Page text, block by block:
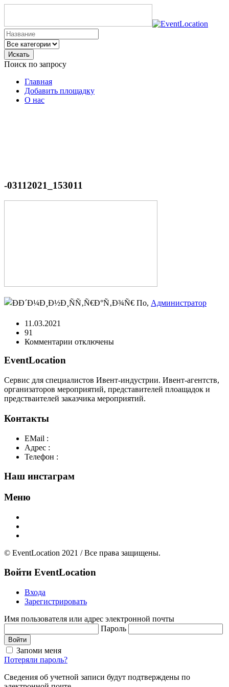
Искать
Поиск по запросу
Главная
Добавить площадку
О нас
-03112021_153011
По, Администратор
11.03.2021
91
Комментарии котключены
EventLocation
Сервис для специалистов Ивент-индустрии. Ивент-агентств,
организаторов мероприятий, представителей плоащадок и
предстваителей заказчика мероприятий.
Контакты
EMail :
Адрес :
Телефон :
Наш инстаграм
Меню
© EventLocation 2021 / Все права защищены.
Войти EventLocation
Входа
Зарегистрировать
Имя пользователя или адрес электронной почты
Пароль
Войти
Запоми меня
Потеряли пароль?
Сведения об учетной записи будут подтверждены по